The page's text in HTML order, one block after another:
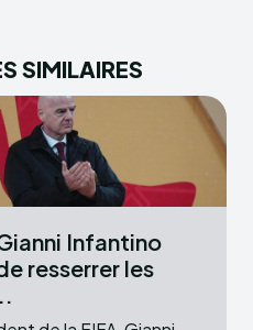
SIMILAIRES
Infantino
resserrer les